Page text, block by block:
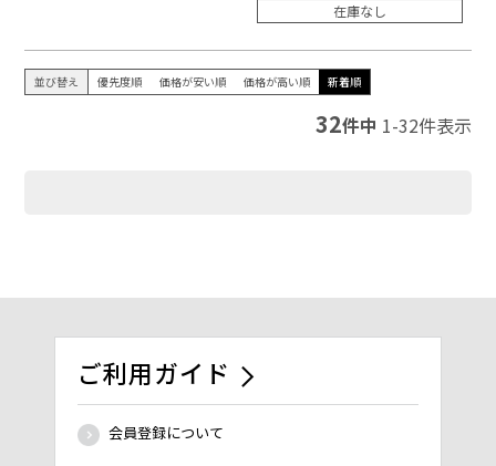
在庫なし
並び替え 優先度順 価格が安い順 価格が高い順 新着順
32件中 1-32件表示
ご利用ガイド
会員登録について